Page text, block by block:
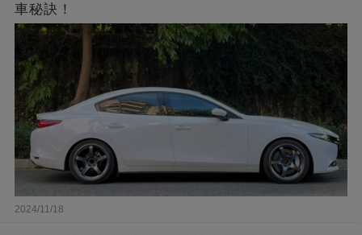
車秘訣！
2024/11/18